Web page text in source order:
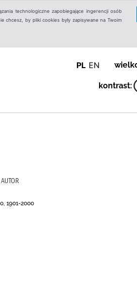
technologiczne zapobiegające ingerencji osób
chcesz, by pliki cookies były zapisywane na Twoim
PL EN
kontrast:
1901-2000